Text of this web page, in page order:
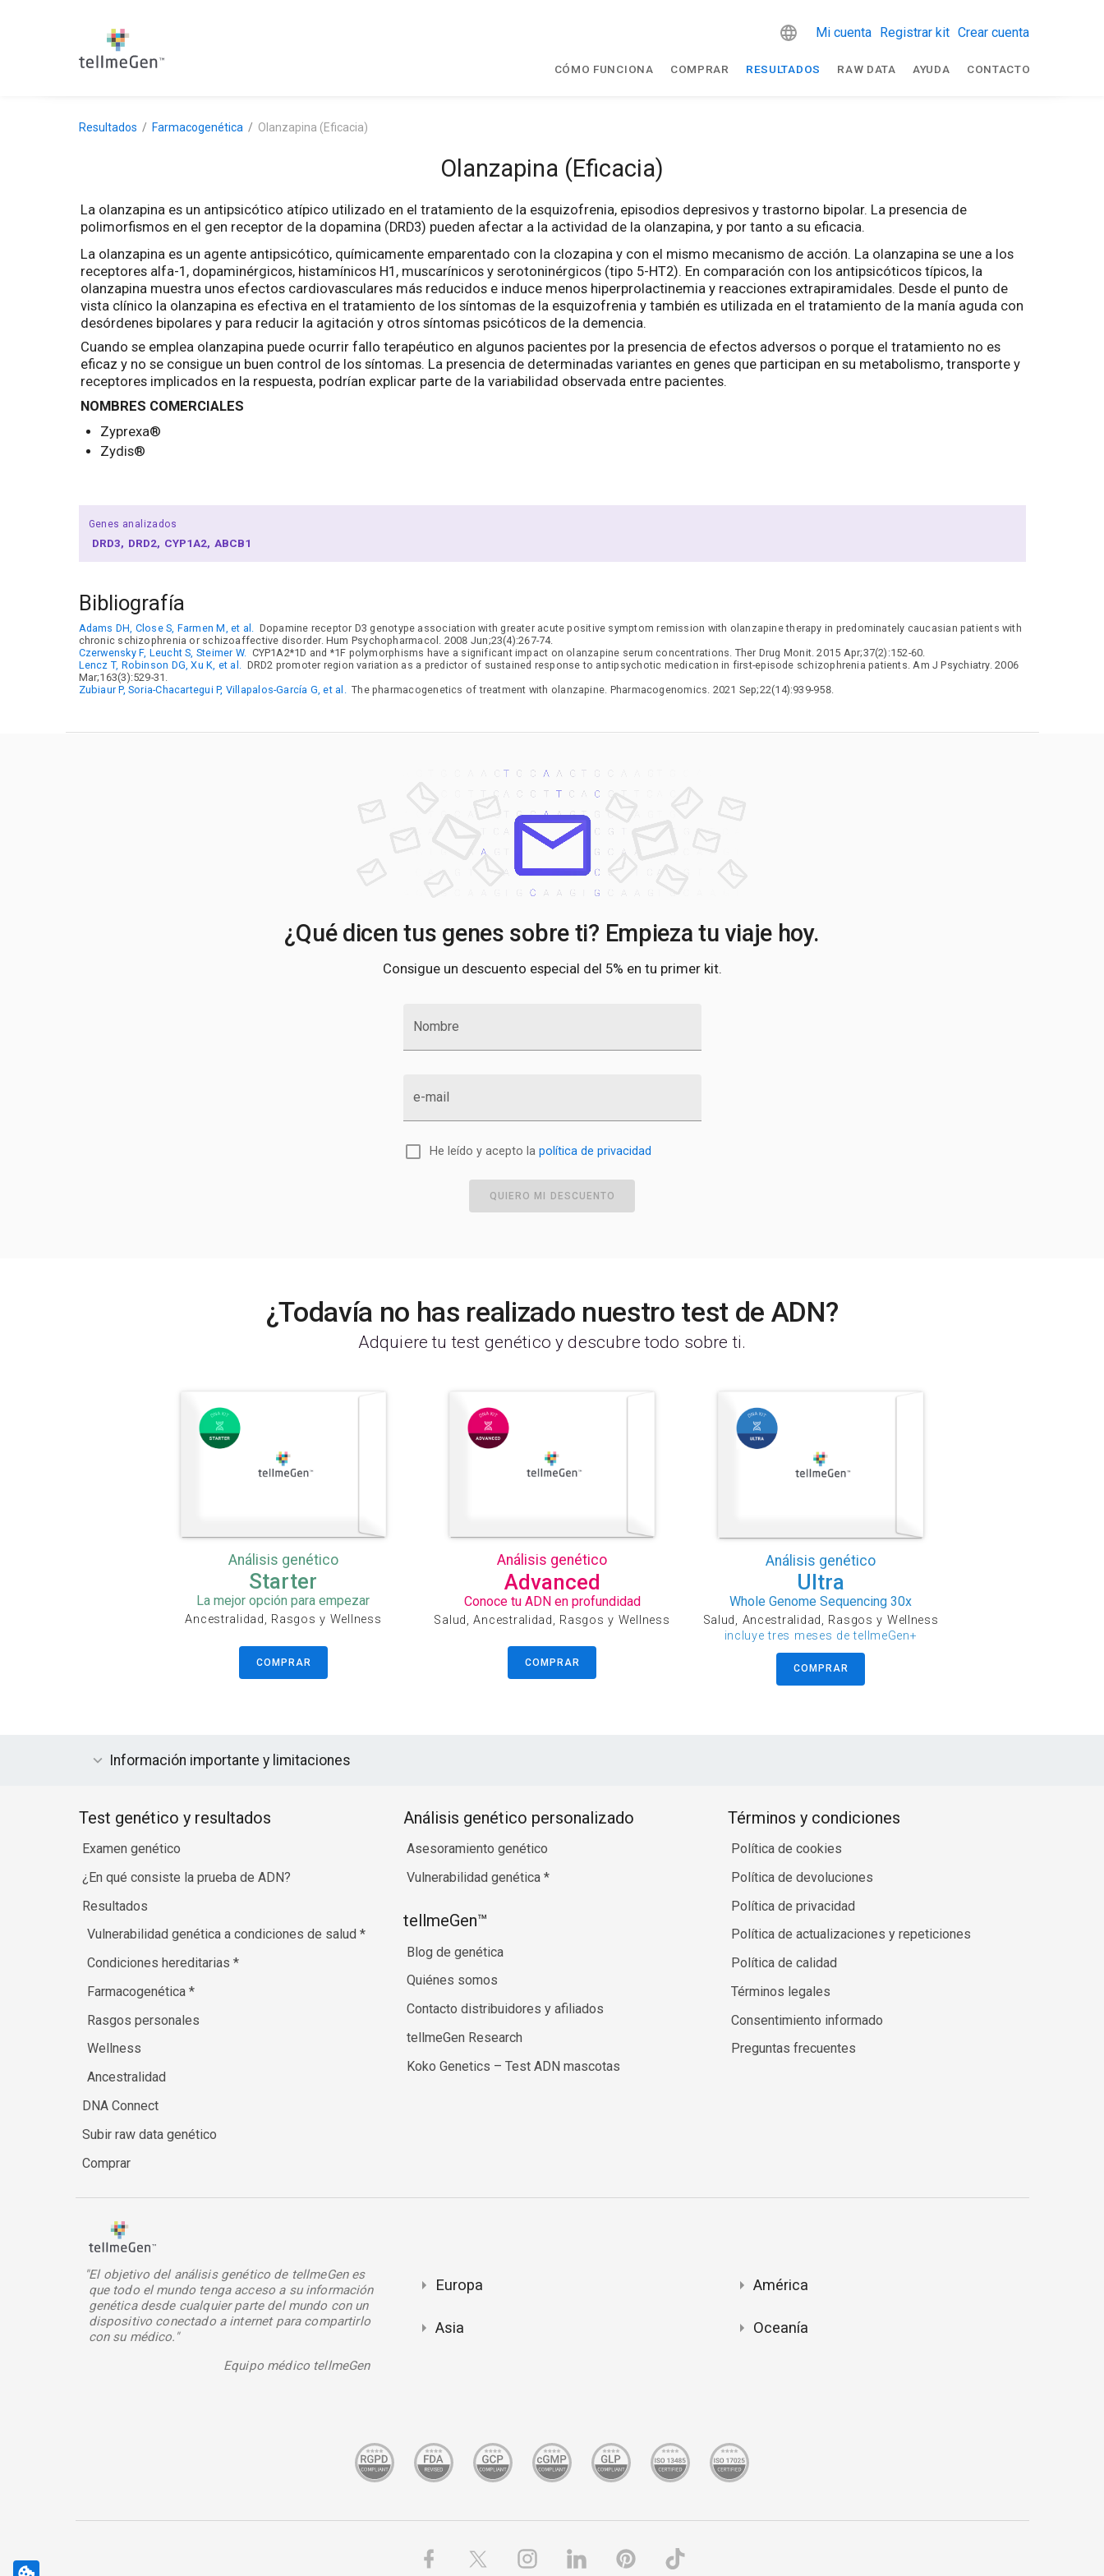
Mi cuenta Registrar kit Crear cuenta
CÓMO FUNCIONA COMPRAR RESULTADOS RAW DATA AYUDA CONTACTO
Resultados Farmacogenética Olanzapina (Eficacia)
Olanzapina (Eficacia)
La olanzapina es un antipsicótico atípico utilizado en el tratamiento de la esquizofrenia, episodios depresivos y trastorno bipolar. La presencia de
polimorfismos en el gen receptor de la dopamina (DRD3) pueden afectar a la actividad de la olanzapina, y por tanto a su eficacia.
La olanzapina es un agente antipsicótico, químicamente emparentado con la clozapina y con el mismo mecanismo de acción. La olanzapina se une a los
receptores alfa-1, dopaminérgicos, histamínicos H1, muscarínicos y serotoninérgicos (tipo 5-HT2). En comparación con los antipsicóticos típicos, la
olanzapina muestra unos efectos cardiovasculares más reducidos e induce menos hiperprolactinemia y reacciones extrapiramidales. Desde el punto de
vista clínico la olanzapina es efectiva en el tratamiento de los síntomas de la esquizofrenia y también es utilizada en el tratamiento de la manía aguda con
desórdenes bipolares y para reducir la agitación y otros síntomas psicóticos de la demencia.
Cuando se emplea olanzapina puede ocurrir fallo terapéutico en algunos pacientes por la presencia de efectos adversos o porque el tratamiento no es
eficaz y no se consigue un buen control de los síntomas. La presencia de determinadas variantes en genes que participan en su metabolismo, transporte y
receptores implicados en la respuesta, podrían explicar parte de la variabilidad observada entre pacientes.
NOMBRES COMERCIALES
Zyprexa®
Zydis®
Genes analizados
DRD3 DRD2 CYP1A2 ABCB1
Bibliografía
Adams DH, Close S, Farmen M, et al. Dopamine receptor D3 genotype association with greater acute positive symptom remission with olanzapine therapy in predominately caucasian patients with
chronic schizophrenia or schizoaffective disorder. Hum Psychopharmacol. 2008 Jun;23(4):267-74.
Czerwensky F, Leucht S, Steimer W. CYP1A2*1D and *1F polymorphisms have a significant impact on olanzapine serum concentrations. Ther Drug Monit. 2015 Apr;37(2):152-60.
Lencz T, Robinson DG, Xu K, et al. DRD2 promoter region variation as a predictor of sustained response to antipsychotic medication in first-episode schizophrenia patients. Am J Psychiatry. 2006
Mar;163(3):529-31.
Zubiaur P, Soria-Chacartegui P, Villapalos-García G, et al. The pharmacogenetics of treatment with olanzapine. Pharmacogenomics. 2021 Sep;22(14):939-958.
¿Qué dicen tus genes sobre ti? Empieza tu viaje hoy.
Consigue un descuento especial del 5% en tu primer kit.
Nombre
e-mail
He leído y acepto la política de privacidad
QUIERO MI DESCUENTO
¿Todavía no has realizado nuestro test de ADN?
Adquiere tu test genético y descubre todo sobre ti.
Análisis genético
Starter
La mejor opción para empezar
Ancestralidad, Rasgos y Wellness
COMPRAR
Análisis genético
Advanced
Conoce tu ADN en profundidad
Salud, Ancestralidad, Rasgos y Wellness
COMPRAR
Análisis genético
Ultra
Whole Genome Sequencing 30x
Salud, Ancestralidad, Rasgos y Wellness
incluye tres meses de tellmeGen+
COMPRAR
Información importante y limitaciones
Test genético y resultados
Examen genético
¿En qué consiste la prueba de ADN?
Resultados
Vulnerabilidad genética a condiciones de salud *
Condiciones hereditarias *
Farmacogenética *
Rasgos personales
Wellness
Ancestralidad
DNA Connect
Subir raw data genético
Comprar
Análisis genético personalizado
Asesoramiento genético
Vulnerabilidad genética *
tellmeGen™
Blog de genética
Quiénes somos
Contacto distribuidores y afiliados
tellmeGen Research
Koko Genetics – Test ADN mascotas
Términos y condiciones
Política de cookies
Política de devoluciones
Política de privacidad
Política de actualizaciones y repeticiones
Política de calidad
Términos legales
Consentimiento informado
Preguntas frecuentes
"El objetivo del análisis genético de tellmeGen es
que todo el mundo tenga acceso a su información
genética desde cualquier parte del mundo con un
dispositivo conectado a internet para compartirlo
con su médico."
Equipo médico tellmeGen
Europa
Asia
América
Oceanía